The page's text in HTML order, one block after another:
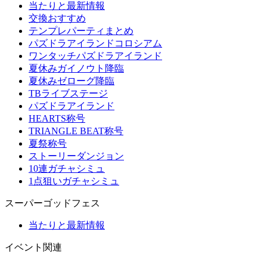
当たりと最新情報
交換おすすめ
テンプレパーティまとめ
パズドラアイランドコロシアム
ワンタッチパズドラアイランド
夏休みガイノウト降臨
夏休みゼローグ降臨
TBライブステージ
パズドラアイランド
HEARTS称号
TRIANGLE BEAT称号
夏祭称号
ストーリーダンジョン
10連ガチャシミュ
1点狙いガチャシミュ
スーパーゴッドフェス
当たりと最新情報
イベント関連